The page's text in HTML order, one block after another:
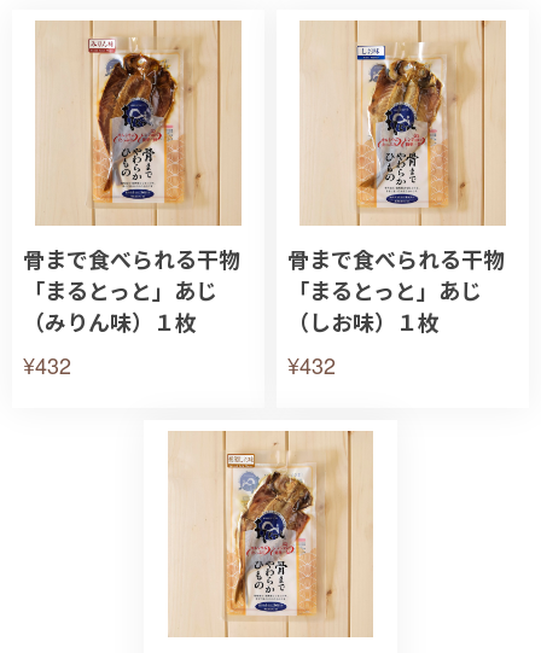
骨まで食べられる干物
「まるとっと」あじ
（みりん味）１枚
¥432
骨まで食べられる干物
「まるとっと」あじ
（しお味）１枚
¥432